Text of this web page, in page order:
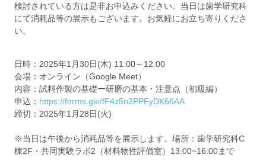
検討されている方は是非お申込みください。当日は歯学研究科
にて消耗品等の展示もございます。お気軽にお立ち寄りくださ
い。
日時：2025年1月30日(木) 11:00～12:00
会場：オンライン（Google Meet）
内容：試料作製の基礎ー研磨の基本・注意点（初級編）
申込： https://forms.gle/fF4z5n2PPFyDK66AA
締切：2025年1月28日(火)
※当日は午後から消耗品等を展示します。場所：歯学研究科C
棟2F・共同実験ラボ2（材料物性評価室）13:00~16:00まで